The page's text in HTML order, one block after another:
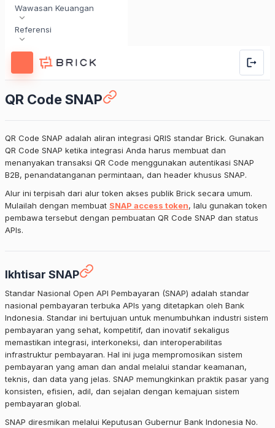
Wawasan Keuangan
Referensi
QR Code SNAP
QR Code SNAP adalah aliran integrasi QRIS standar Brick. Gunakan
QR Code SNAP ketika integrasi Anda harus membuat dan
menanyakan transaksi QR Code menggunakan autentikasi SNAP
B2B, penandatanganan permintaan, dan header khusus SNAP.
Alur ini terpisah dari alur token akses publik Brick secara umum.
Mulailah dengan membuat SNAP access token, lalu gunakan token
pembawa tersebut dengan pembuatan QR Code SNAP dan status
APIs.
Ikhtisar SNAP
Standar Nasional Open API Pembayaran (SNAP) adalah standar
nasional pembayaran terbuka APIs yang ditetapkan oleh Bank
Indonesia. Standar ini bertujuan untuk menumbuhkan industri sistem
pembayaran yang sehat, kompetitif, dan inovatif sekaligus
memastikan integrasi, interkoneksi, dan interoperabilitas
infrastruktur pembayaran. Hal ini juga mempromosikan sistem
pembayaran yang aman dan andal melalui standar keamanan,
teknis, dan data yang jelas. SNAP memungkinkan praktik pasar yang
konsisten, efisien, adil, dan sejalan dengan kemajuan sistem
pembayaran global.
SNAP diresmikan melalui Keputusan Gubernur Bank Indonesia No.